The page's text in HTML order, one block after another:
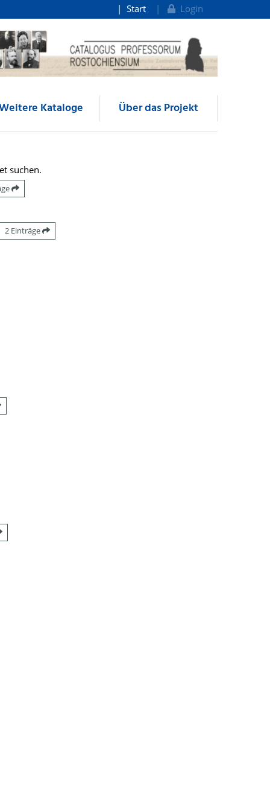
Start Login
Kataloge Über das Projekt
suchen.
2 Einträge